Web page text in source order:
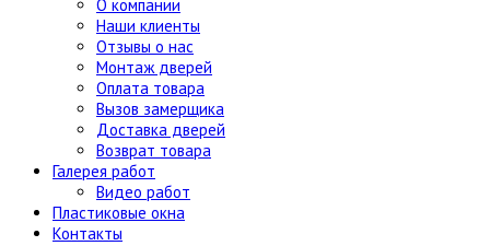
О компании
Наши клиенты
Отзывы о нас
Монтаж дверей
Оплата товара
Вызов замерщика
Доставка дверей
Возврат товара
Галерея работ
Видео работ
Пластиковые окна
Контакты